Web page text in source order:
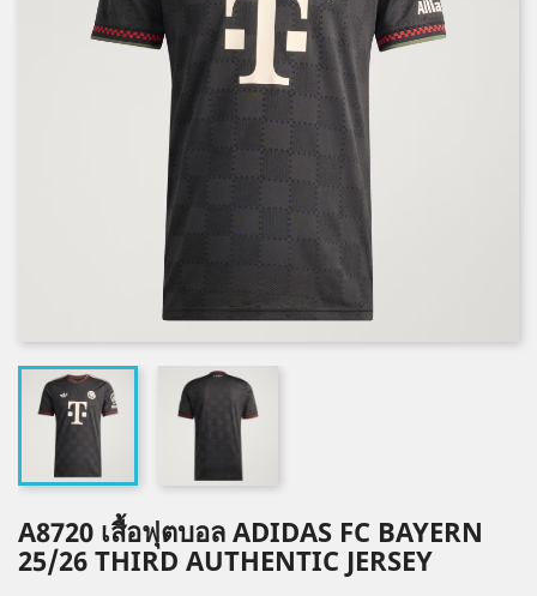
A8720 เสื้อฟุตบอล ADIDAS FC BAYERN
25/26 THIRD AUTHENTIC JERSEY